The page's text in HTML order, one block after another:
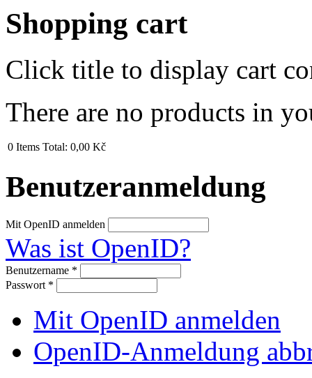
Shopping cart
Click title to display cart
There are no products in
0 Items Total: 0,00 Kč
Benutzeranmeldung
Mit OpenID anmelden
Was ist OpenID?
Benutzername *
Passwort *
Mit OpenID anmelden
OpenID-Anmeldung